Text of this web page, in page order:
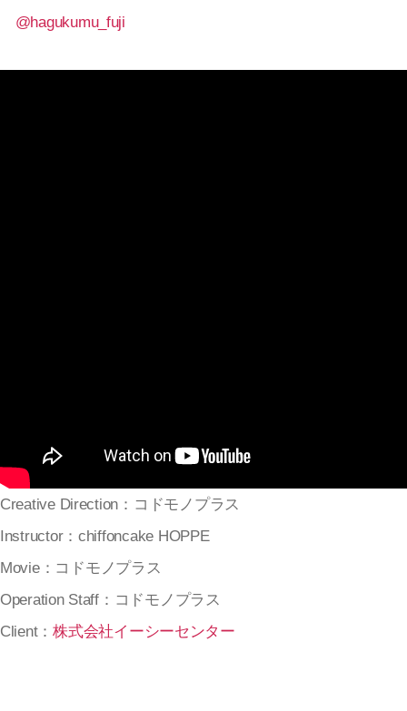
@hagukumu_fuji
Creative Direction：コドモノプラス
Instructor：chiffoncake HOPPE
Movie：コドモノプラス
Operation Staff：コドモノプラス
Client：株式会社イーシーセンター